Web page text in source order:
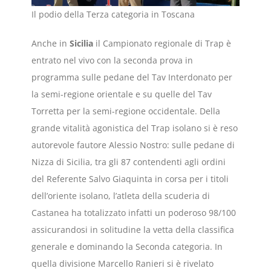
Il podio della Terza categoria in Toscana
Anche inSicilia il Campionato regionale di Trap è
entrato nel vivo con la seconda prova in
programma sulle pedane del Tav Interdonato per
la semi-regione orientale e su quelle del Tav
Torretta per la semi-regione occidentale. Della
grande vitalità agonistica del Trap isolano si è reso
autorevole fautore Alessio Nostro: sulle pedane di
Nizza di Sicilia, tra gli 87 contendenti agli ordini
del Referente Salvo Giaquinta in corsa per i titoli
dell’oriente isolano, l’atleta della scuderia di
Castanea ha totalizzato infatti un poderoso 98/100
assicurandosi in solitudine la vetta della classifica
generale e dominando la Seconda categoria. In
quella divisione Marcello Ranieri si è rivelato